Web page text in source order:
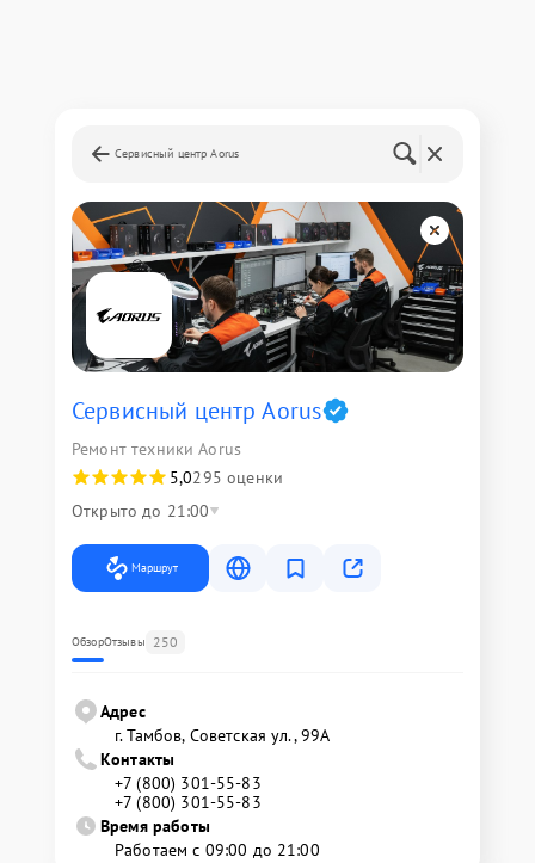
Сервисный центр Aorus
Сервисный центр Aorus
Ремонт техники Aorus
5,0295 оценки
Открыто до 21:00
Маршрут
ОбзорОтзывы 250
Адрес
г. Тамбов, Советская ул., 99А
Контакты
+7 (800) 301-55-83
+7 (800) 301-55-83
Время работы
Работаем с 09:00 до 21:00